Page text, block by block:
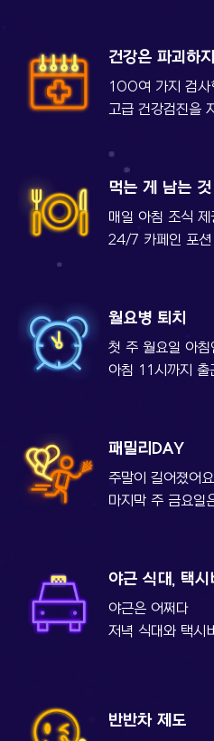
건강은 파괴하
100여 가지 검사
고급 건강검진을
먹는 게 남는 것
매일 아침 조식 제
24/7 카페인 포션
월요병 퇴치
첫 주 월요일 아침
아침 11시까지 출
패밀리DAY
주말이 길어졌어요
마지막 주 금요일
야근 식대, 택시
야근은 어쩌다
저녁 식대와 택시
반반차 제도